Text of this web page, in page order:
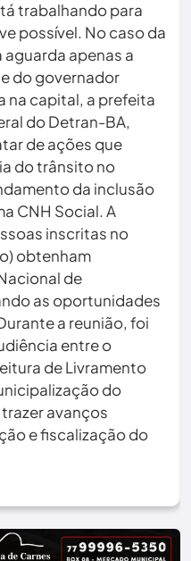
trabalhando para
possível. No caso da
apenas a
do governador
na capital, a prefeita
do Detran-BA,
de ações que
do trânsito no
da inclusão
CNH Social. A
inscritas no
obtenham
de
as oportunidades
a reunião, foi
entre o
de Livramento
do
avanços
e fiscalização do